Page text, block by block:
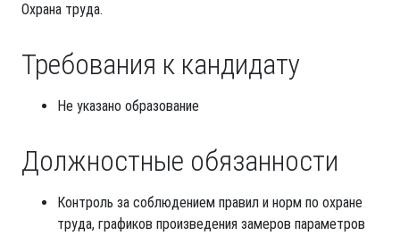
Охрана труда.
Требования к кандидату
Не указано образование
Должностные обязанности
Контроль за соблюдением правил и норм по охране
труда, графиков произведения замеров параметров